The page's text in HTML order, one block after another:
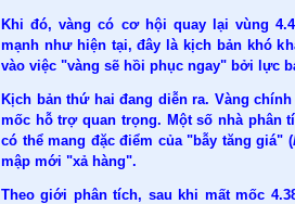
Khi đó, vàng có cơ hội quay lại vùng
mạnh như hiện tại, đây là kịch bản khó
vào việc "vàng sẽ hồi phục ngay" bởi lực
Kịch bản thứ hai đang diễn ra. Vàng
mốc hỗ trợ quan trọng. Một số nhà phân
có thể mang đặc điểm của "bẫy tăng giá" (
mập mới "xả hàng".
Theo giới phân tích, sau khi mất mốc